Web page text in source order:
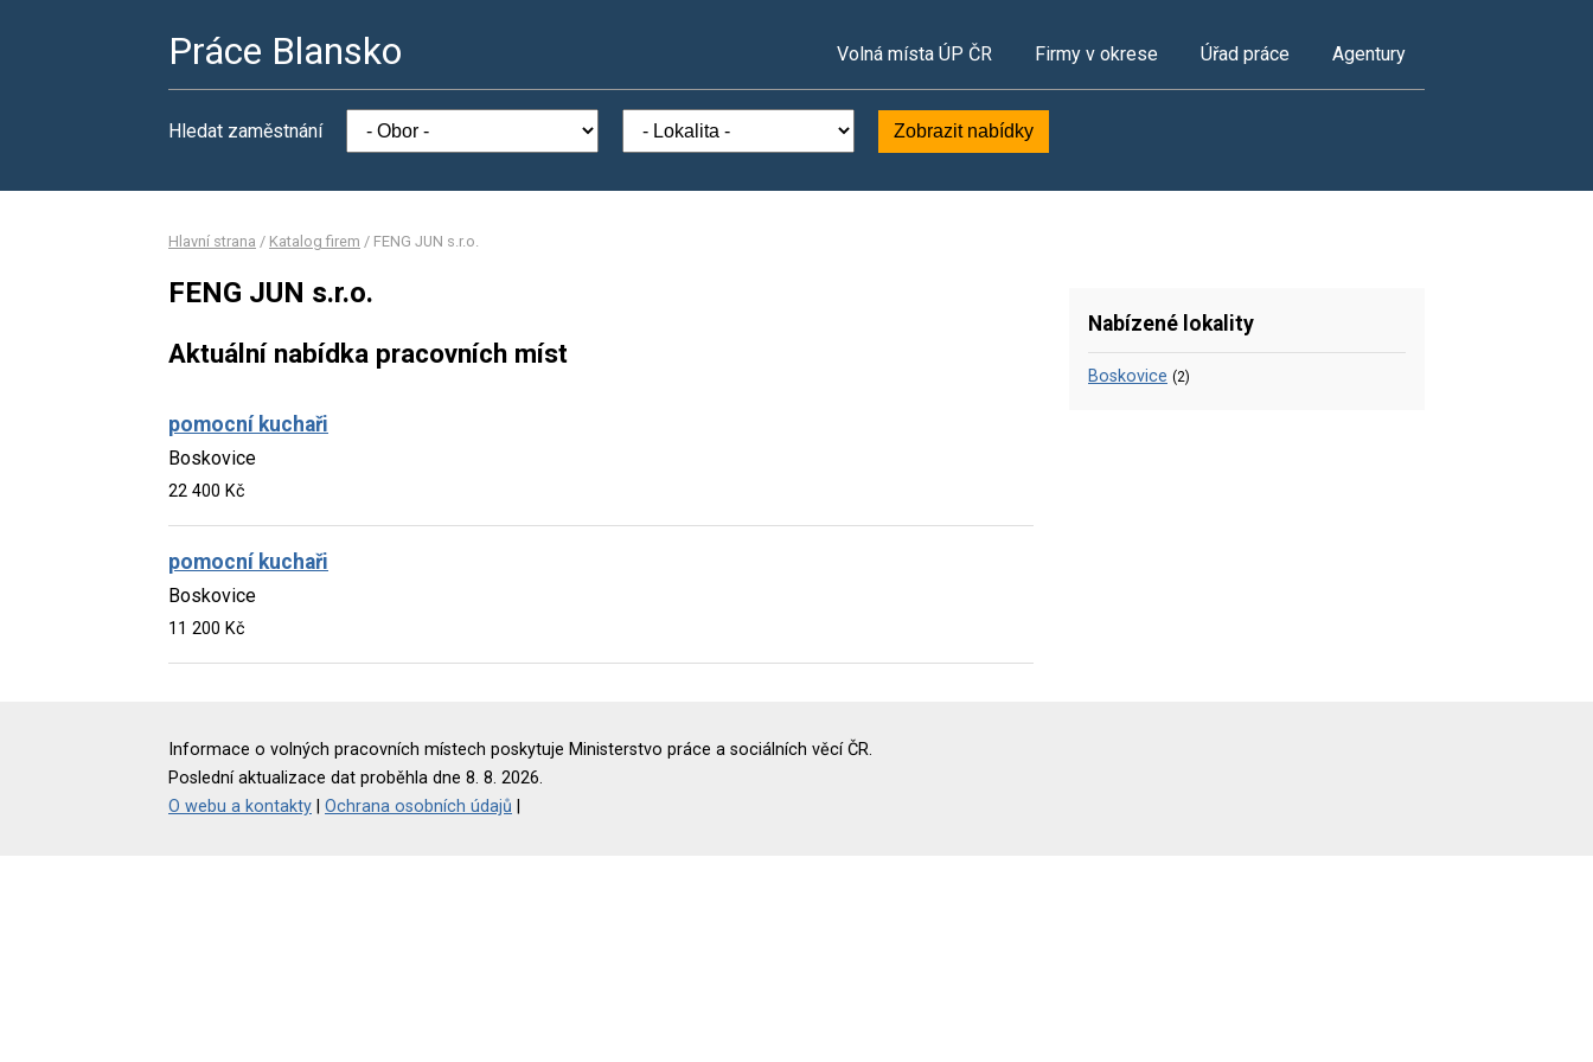
Práce Blansko Volná místa ÚP ČR Firmy v okrese Úřad práce Agentury
Hledat zaměstnání Zobrazit nabídky
Hlavní strana / Katalog firem / FENG JUN s.r.o.
FENG JUN s.r.o.
Aktuální nabídka pracovních míst
pomocní kuchaři
Boskovice
22 400 Kč
pomocní kuchaři
Boskovice
11 200 Kč
Nabízené lokality
Boskovice (2)
Informace o volných pracovních místech poskytuje Ministerstvo práce a sociálních věcí ČR.
Poslední aktualizace dat proběhla dne 8. 8. 2026.
O webu a kontakty
Ochrana osobních údajů